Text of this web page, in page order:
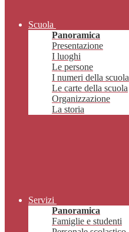
Scuola
Panoramica
Presentazione
I luoghi
Le persone
I numeri della scuola
Le carte della scuola
Organizzazione
La storia
Servizi
Panoramica
Famiglie e studenti